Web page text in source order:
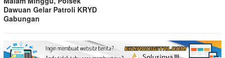
Dawuan Gelar Patroli KRYD
Gabungan